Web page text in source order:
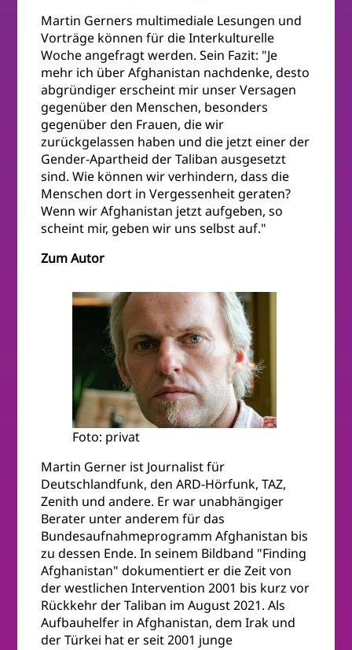
Martin Gerners multimediale Lesungen und
Vorträge können für die Interkulturelle
Woche angefragt werden. Sein Fazit: "Je
mehr ich über Afghanistan nachdenke, desto
abgründiger erscheint mir unser Versagen
gegenüber den Menschen, besonders
gegenüber den Frauen, die wir
zurückgelassen haben und die jetzt einer der
Gender-Apartheid der Taliban ausgesetzt
sind. Wie können wir verhindern, dass die
Menschen dort in Vergessenheit geraten?
Wenn wir Afghanistan jetzt aufgeben, so
scheint mir, geben wir uns selbst auf."
Zum Autor
Foto: privat
Martin Gerner ist Journalist für
Deutschlandfunk, den ARD-Hörfunk, TAZ,
Zenith und andere. Er war unabhängiger
Berater unter anderem für das
Bundesaufnahmeprogramm Afghanistan bis
zu dessen Ende. In seinem Bildband "Finding
Afghanistan" dokumentiert er die Zeit von
der westlichen Intervention 2001 bis kurz vor
Rückkehr der Taliban im August 2021. Als
Aufbauhelfer in Afghanistan, dem Irak und
der Türkei hat er seit 2001 junge